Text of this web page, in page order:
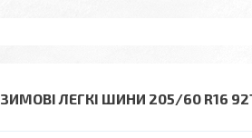
ЗИМОВІ ЛЕГКІ ШИНИ 205/60 R16